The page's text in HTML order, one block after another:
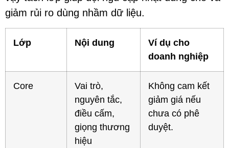
giảm rủi ro dùng nhầm dữ liệu.
Lớp Nội dung
Ví dụ cho
doanh nghiệp
Core
Vai trò,
nguyên tắc,
điều cấm,
giọng thương
hiệu
Không cam kết
giảm giá nếu
chưa có phê
duyệt.